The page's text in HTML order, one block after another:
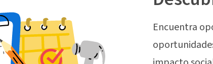
Encuentra